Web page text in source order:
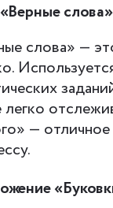
слова»
слова» —
легко
—